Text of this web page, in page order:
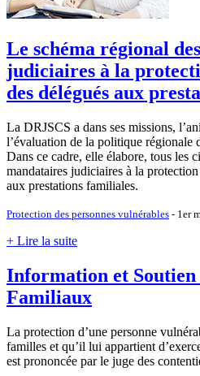
Le schéma régional
judiciaires à la
des délégués aux
La DRJSCS a dans ses missions,
l’évaluation de la politique régionale
Dans ce cadre, elle élabore, tous les
mandataires judiciaires à la
aux prestations familiales.
Protection des personnes vulnérables - 1er
+ Lire la suite
Information et Soutien
Familiaux
La protection d’une personne
familles et qu’il lui appartient
est prononcée par le juge des